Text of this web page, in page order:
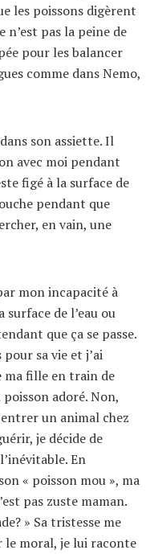
les poissons digèrent
n’est pas la peine de
pour les balancer
comme dans Nemo,
son assiette. Il
avec moi pendant
figé à la surface de
pendant que
en vain, une
mon incapacité à
surface de l’eau ou
que ça se passe.
sa vie et j’ai
ma fille en train de
adoré. Non,
entrer un animal chez
je décide de
En
« poisson mou », ma
pas zuste maman.
» Sa tristesse me
le moral, je lui raconte